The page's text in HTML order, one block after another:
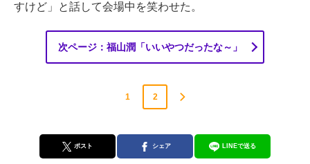
すけど」と話して会場中を笑わせた。
次ページ：福山潤「いいやつだったな～」
1 2
ポスト シェア LINEで送る